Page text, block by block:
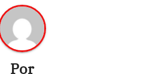
Por